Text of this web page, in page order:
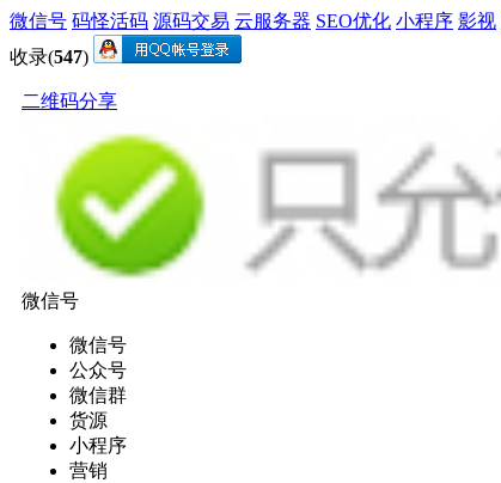
微信号 码怪活码 源码交易 云服务器 SEO优化 小程序 影视
收录(547)
二维码分享
微信号
微信号
公众号
微信群
货源
小程序
营销